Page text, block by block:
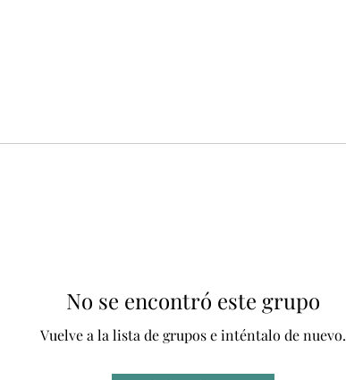
No se encontró este grupo
Vuelve a la lista de grupos e inténtalo de nuevo.